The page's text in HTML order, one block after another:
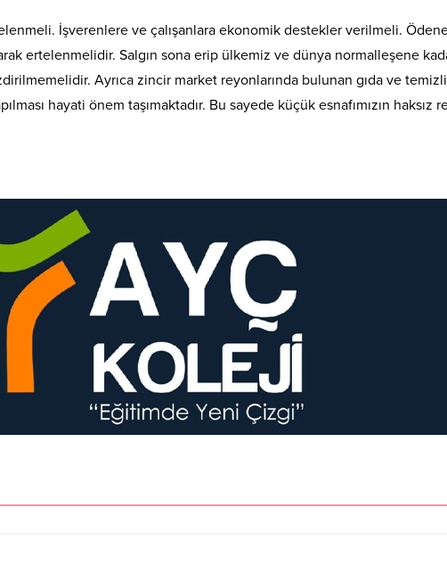
İşverenlere ve çalışanlara ekonomik destekler verilmeli.
ertelenmelidir. Salgın sona erip ülkemiz ve dünya normalleşene
Ayrıca zincir market reyonlarında bulunan gıda ve
hayati önem taşımaktadır. Bu sayede küçük esnafımızın haksız